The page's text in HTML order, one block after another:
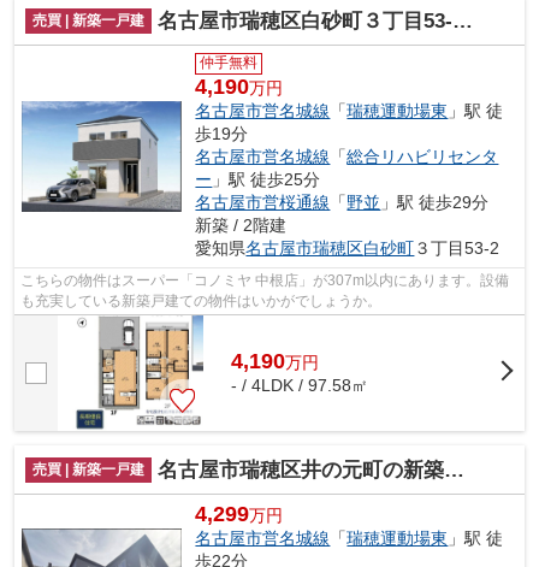
売買 | 新築一戸建 名古屋市瑞穂区白砂町３丁目53-2新築戸建て
仲手無料
4,190万円
名古屋市営名城線 「瑞穂運動場東 」駅 徒
歩19分
名古屋市営名城線 「総合リハビリセンタ
ー 」駅 徒歩25分
名古屋市営桜通線 「野並 」駅 徒歩29分
新築 / 2階建
愛知県名古屋市瑞穂区白砂町３丁目53-2
こちらの物件はスーパー「コノミヤ 中根店」が307m以内にあります。設備
も充実している新築戸建ての物件はいかがでしょうか。
4,190万円
- / 4LDK / 97.58㎡
売買 | 新築一戸建 名古屋市瑞穂区井の元町の新築一戸建
4,299万円
名古屋市営名城線 「瑞穂運動場東 」駅 徒
歩22分